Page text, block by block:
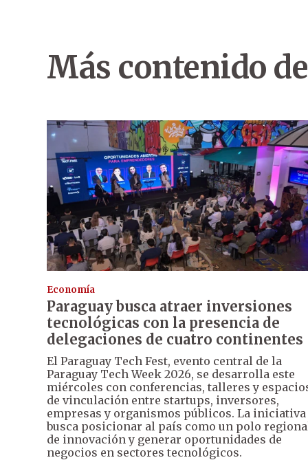
Más contenido
Economía
Paraguay busca atraer inversiones
tecnológicas con la presencia de
delegaciones de cuatro continentes
El Paraguay Tech Fest, evento central de la
Paraguay Tech Week 2026, se desarrolla este
miércoles con conferencias, talleres y
de vinculación entre startups, inversores,
empresas y organismos públicos. La iniciativa
busca posicionar al país como un polo
de innovación y generar oportunidades de
negocios en sectores tecnológicos.